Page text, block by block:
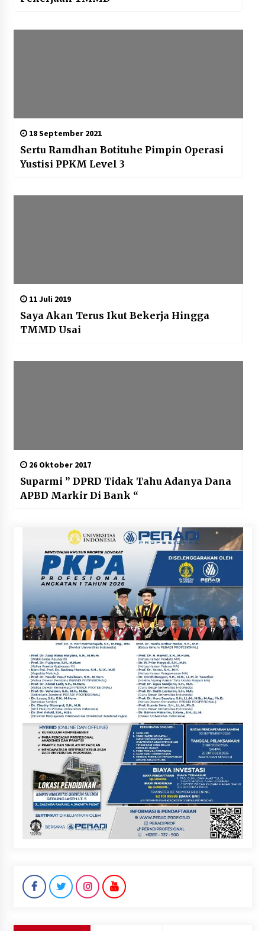
18 September 2021
Sertu Ramdhan Botituhe Pimpin Operasi
Yustisi PPKM Level 3
11 Juli 2019
Saya Akan Terus Ikut Bekerja Hingga
TMMD Usai
26 Oktober 2017
Suparmi ” DPRD Tidak Tahu Adanya Dana
APBD Markir Di Bank “